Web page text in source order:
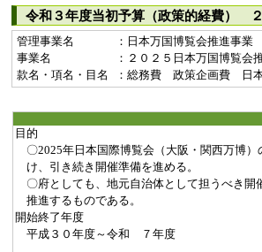
令和３年度当初予算（政策的経費）
管理事業名
：日本万国博覧会推進事業
事業名
：２０２５日本万国博覧会
款名・項名・目名
：総務費 政策企画費 日
目的
〇2025年日本国際博覧会（大阪・関西万博）
け、引き続き開催準備を進める。
〇府としても、地元自治体として担うべき開
推進するものである。
開始終了年度
平成３０年度～令和 ７年度